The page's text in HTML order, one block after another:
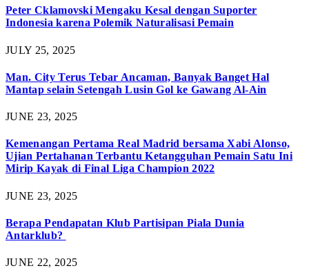
Peter Cklamovski Mengaku Kesal dengan Suporter
Indonesia karena Polemik Naturalisasi Pemain
JULY 25, 2025
Man. City Terus Tebar Ancaman, Banyak Banget Hal
Mantap selain Setengah Lusin Gol ke Gawang Al-Ain
JUNE 23, 2025
Kemenangan Pertama Real Madrid bersama Xabi Alonso,
Ujian Pertahanan Terbantu Ketangguhan Pemain Satu Ini
Mirip Kayak di Final Liga Champion 2022
JUNE 23, 2025
Berapa Pendapatan Klub Partisipan Piala Dunia
Antarklub?
JUNE 22, 2025